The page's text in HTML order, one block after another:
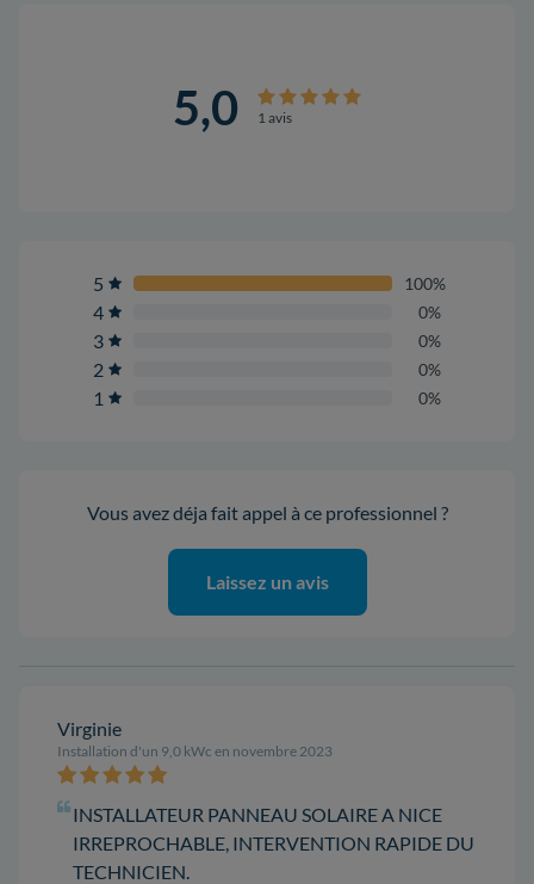
5,0 1 avis
5 100%
4 0%
3 0%
2 0%
1 0%
Vous avez déja fait appel à ce professionnel ?
Laissez un avis
Virginie
Installation d'un 9,0 kWc en novembre 2023
INSTALLATEUR PANNEAU SOLAIRE A NICE
IRREPROCHABLE, INTERVENTION RAPIDE DU
TECHNICIEN.